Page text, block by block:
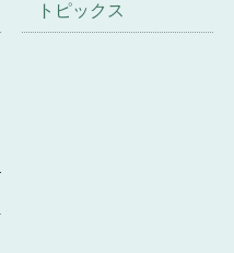
トピックス